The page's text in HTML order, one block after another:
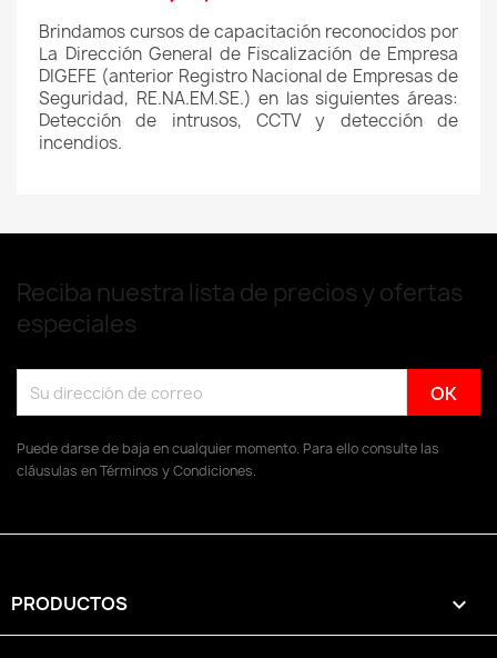
Brindamos cursos de capacitación reconocidos por
La Dirección General de Fiscalización de Empresa
DIGEFE (anterior Registro Nacional de Empresas de
Seguridad, RE.NA.EM.SE.) en las siguientes áreas:
Detección de intrusos, CCTV y detección de
incendios.
Reciba nuestra lista de precios y ofertas
especiales
Puede darse de baja en cualquier momento. Para ello consulte las
cláusulas en Términos y Condiciones.
PRODUCTOS 